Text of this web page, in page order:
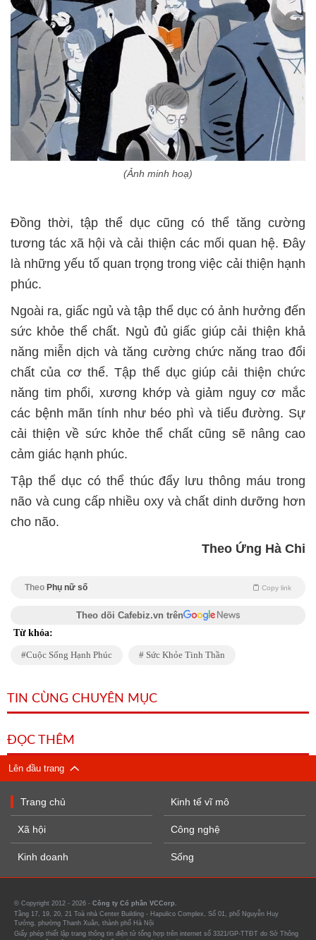
(Ảnh minh hoạ)
Đồng thời, tập thể dục cũng có thể tăng cường
tương tác xã hội và cải thiện các mối quan hệ. Đây
là những yếu tố quan trọng trong việc cải thiện hạnh
phúc.
Ngoài ra, giấc ngủ và tập thể dục có ảnh hưởng đến
sức khỏe thể chất. Ngủ đủ giấc giúp cải thiện khả
năng miễn dịch và tăng cường chức năng trao đổi
chất của cơ thể. Tập thể dục giúp cải thiện chức
năng tim phổi, xương khớp và giảm nguy cơ mắc
các bệnh mãn tính như béo phì và tiểu đường. Sự
cải thiện về sức khỏe thể chất cũng sẽ nâng cao
cảm giác hạnh phúc.
Tập thể dục có thể thúc đẩy lưu thông máu trong
não và cung cấp nhiều oxy và chất dinh dưỡng hơn
cho não.
Theo Ứng Hà Chi
Theo Phụ nữ số Copy link
Theo dõi Cafebiz.vn trên
Từ khóa:
Cuộc Sống Hạnh Phúc Sức Khỏe Tinh Thần
TIN CÙNG CHUYÊN MỤC
ĐỌC THÊM
Lên đầu trang
Trang chủ
Xã hội
Kinh doanh
Kinh tế vĩ mô
Công nghệ
Sống
© Copyright 2012 - 2026 - Công ty Cổ phần VCCorp.
Tầng 17, 19, 20, 21 Toà nhà Center Building - Hapulico Complex, Số 01, phố Nguyễn Huy
Tưởng, phường Thanh Xuân, thành phố Hà Nội
Giấy phép thiết lập trang thông tin điện tử tổng hợp trên internet số 3321/GP-TTĐT do Sở Thông